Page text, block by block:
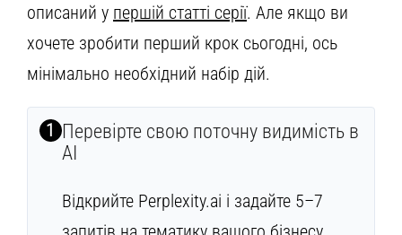
описаний у першій статті серії. Але якщо ви
хочете зробити перший крок сьогодні, ось
мінімально необхідний набір дій.
1 Перевірте свою поточну видимість в
AI
Відкрийте Perplexity.ai і задайте 5–7